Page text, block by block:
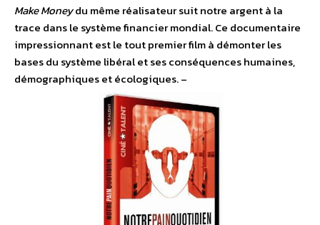
Make Moneydu même réalisateur suit notre argent à la
trace dans le système financier mondial. Ce documentaire
impressionnant est le tout premier film à démonter les
bases du système libéral et ses conséquences humaines,
démographiques et écologiques. –